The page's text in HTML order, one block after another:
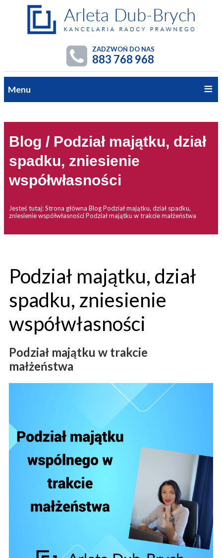
ZADZWOŃ DO NAS
883 768 968
Menu
Blog / Podział majątku, dział
spadku, zniesienie
współwłasności
Jesteś tutaj:Strona główna BlogPodział majątku, dział spadku,
zniesienie współwłasnościPodział majątku w trakcie małżeństwa
Podział majątku, dział
spadku, zniesienie
współwłasności
Podział majątku w trakcie
małżeństwa